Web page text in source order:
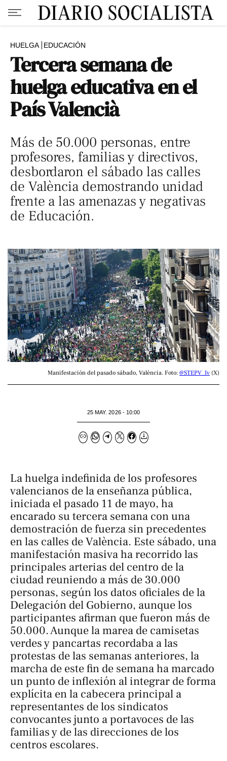
HUELGA EDUCACIÓN
Tercera semana de
huelga educativa en el
País Valencià
Más de 50.000 personas, entre
profesores, familias y directivos,
desbordaron el sábado las calles
de València demostrando unidad
frente a las amenazas y negativas
de Educación.
Manifestación del pasado sábado, València. Foto: @STEPV_Iv (X)
25 MAY. 2026 - 10:00
La huelga indefinida de los profesores
valencianos de la enseñanza pública,
iniciada el pasado 11 de mayo, ha
encarado su tercera semana con una
demostración de fuerza sin precedentes
en las calles de València. Este sábado, una
manifestación masiva ha recorrido las
principales arterias del centro de la
ciudad reuniendo a más de 30.000
personas, según los datos oficiales de la
Delegación del Gobierno, aunque los
participantes afirman que fueron más de
50.000. Aunque la marea de camisetas
verdes y pancartas recordaba a las
protestas de las semanas anteriores, la
marcha de este fin de semana ha marcado
un punto de inflexión al integrar de forma
explícita en la cabecera principal a
representantes de los sindicatos
convocantes junto a portavoces de las
familias y de las direcciones de los
centros escolares.